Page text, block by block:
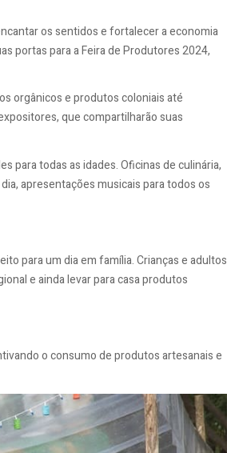
os sentidos e fortalecer a economia
portas para a Feira de Produtores 2024,
orgânicos e produtos coloniais até
que compartilharão suas
para todas as idades. Oficinas de culinária,
apresentações musicais para todos os
para um dia em família. Crianças e adultos
e ainda levar para casa produtos
o consumo de produtos artesanais e